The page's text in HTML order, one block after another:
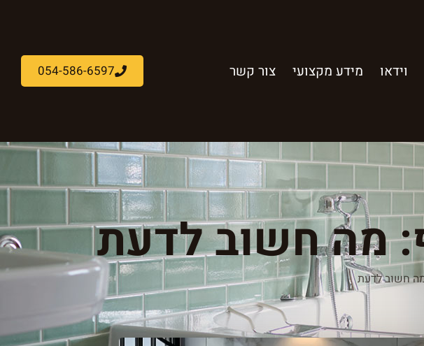
וידאו מידע מקצועי צור קשר 054-586-6597
מה חשוב לדעת
חשוב לדעת